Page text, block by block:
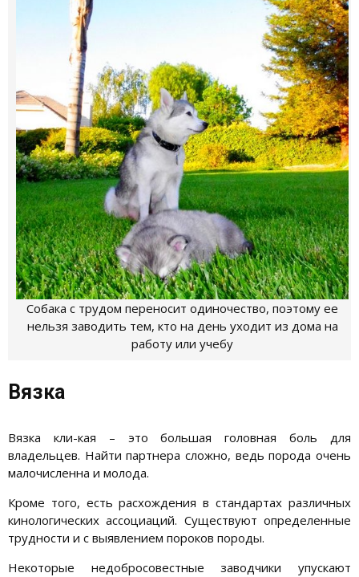
Собака с трудом переносит одиночество, поэтому ее
нельзя заводить тем, кто на день уходит из дома на
работу или учебу
Вязка
Вязка кли-кая – это большая головная боль для
владельцев. Найти партнера сложно, ведь порода очень
малочисленна и молода.
Кроме того, есть расхождения в стандартах различных
кинологических ассоциаций. Существуют определенные
трудности и с выявлением пороков породы.
Некоторые недобросовестные заводчики упускают